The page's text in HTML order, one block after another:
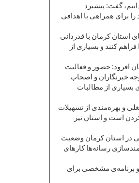
گفت: پیشبرد
برای همراهی با اهدافی
استان کرمان با قدردانی
کنند و بسیاری از
افزود: حضور و فعالیت
خبرنگاران و اصحاب
بسیاری از مطالبات
و بهره‌مندی از تسهیلات
است و استان نیز
در استان کرمان وضعیت
رسانه‌ها کارهای
و برنامه‌ی مشخصی برای